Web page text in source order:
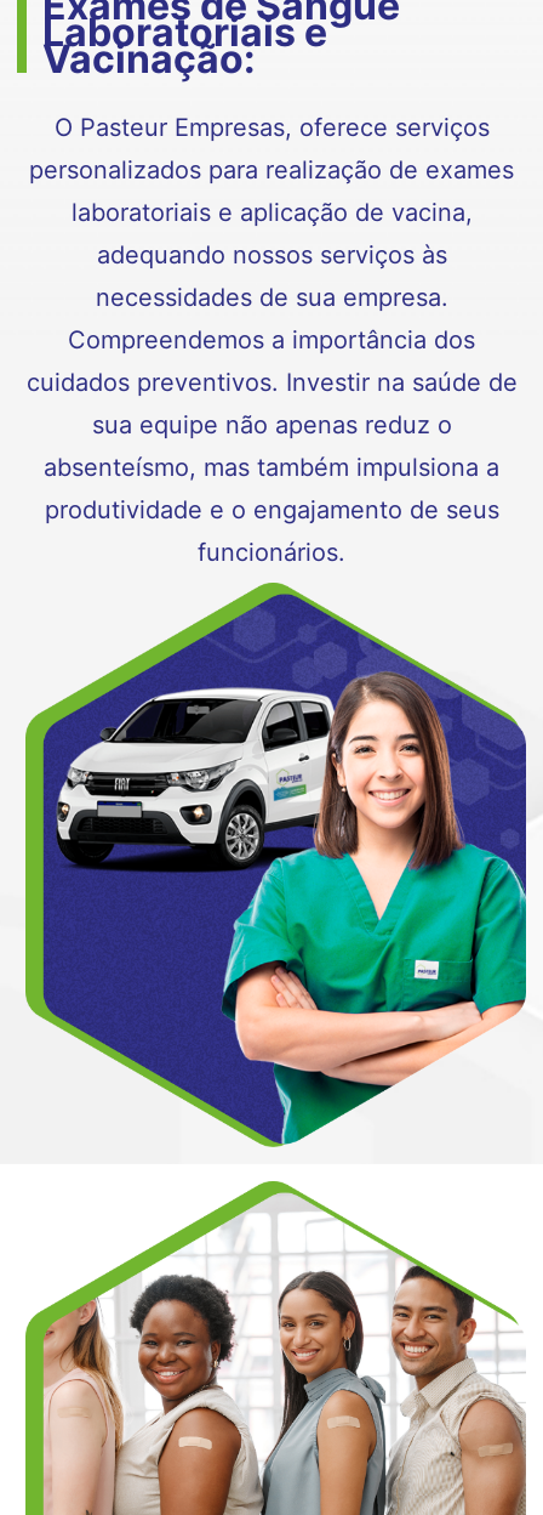
Laboratoriais e
Vacinação:
O Pasteur Empresas, oferece serviços
personalizados para realização de exames
laboratoriais e aplicação de vacina,
adequando nossos serviços às
necessidades de sua empresa.
Compreendemos a importância dos
cuidados preventivos. Investir na saúde de
sua equipe não apenas reduz o
absenteísmo, mas também impulsiona a
produtividade e o engajamento de seus
funcionários.